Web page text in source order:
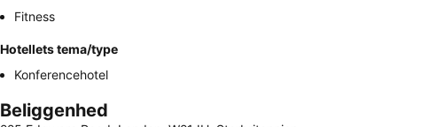
Fitness
Hotellets tema/type
Konferencehotel
Beliggenhed